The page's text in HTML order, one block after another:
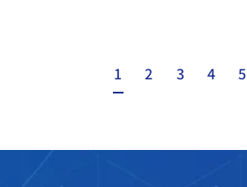
1 2 3 4 5